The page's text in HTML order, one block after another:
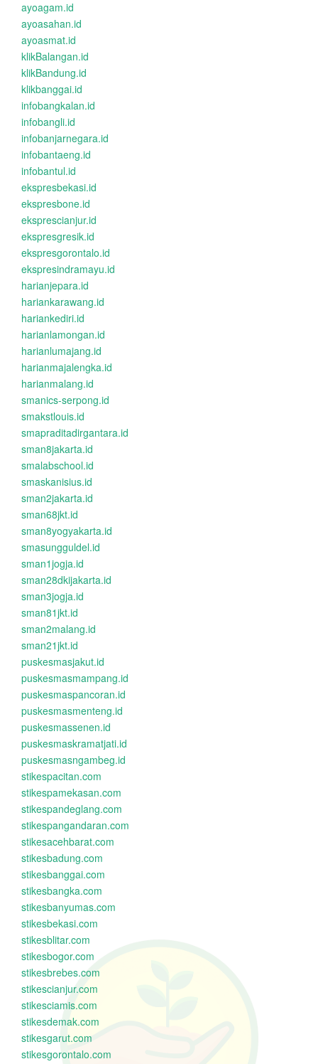
ayoagam.id
ayoasahan.id
ayoasmat.id
klikBalangan.id
klikBandung.id
klikbanggai.id
infobangkalan.id
infobangli.id
infobanjarnegara.id
infobantaeng.id
infobantul.id
ekspresbekasi.id
ekspresbone.id
eksprescianjur.id
ekspresgresik.id
ekspresgorontalo.id
ekspresindramayu.id
harianjepara.id
hariankarawang.id
hariankediri.id
harianlamongan.id
harianlumajang.id
harianmajalengka.id
harianmalang.id
smanics-serpong.id
smakstlouis.id
smapraditadirgantara.id
sman8jakarta.id
smalabschool.id
smaskanisius.id
sman2jakarta.id
sman68jkt.id
sman8yogyakarta.id
smasungguldel.id
sman1jogja.id
sman28dkijakarta.id
sman3jogja.id
sman81jkt.id
sman2malang.id
sman21jkt.id
puskesmasjakut.id
puskesmasmampang.id
puskesmaspancoran.id
puskesmasmenteng.id
puskesmassenen.id
puskesmaskramatjati.id
puskesmasngambeg.id
stikespacitan.com
stikespamekasan.com
stikespandeglang.com
stikespangandaran.com
stikesacehbarat.com
stikesbadung.com
stikesbanggai.com
stikesbangka.com
stikesbanyumas.com
stikesbekasi.com
stikesblitar.com
stikesbogor.com
stikesbrebes.com
stikescianjur.com
stikesciamis.com
stikesdemak.com
stikesgarut.com
stikesgorontalo.com